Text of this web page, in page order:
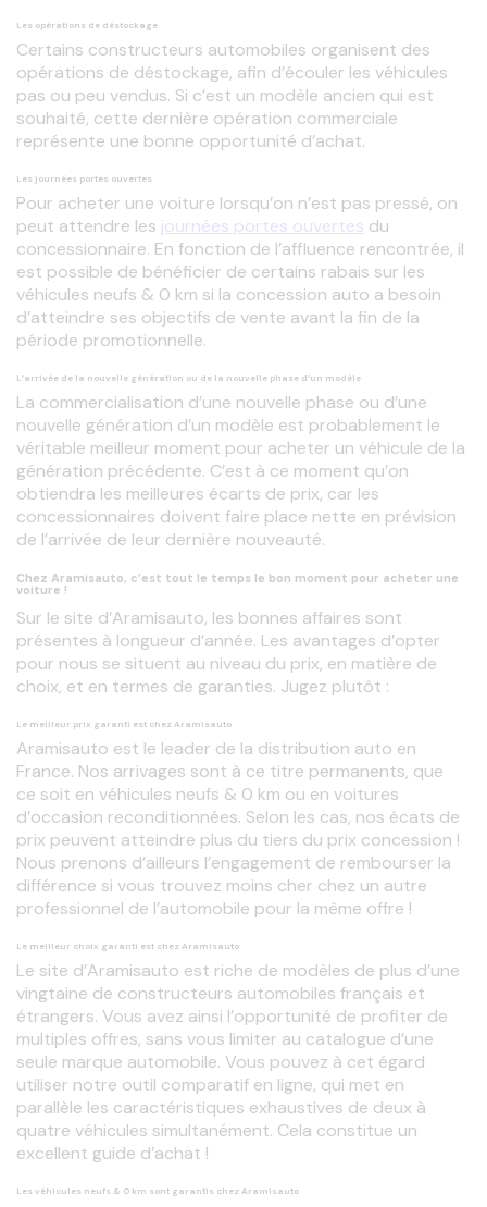
Les opérations de déstockage
Certains constructeurs automobiles organisent des
opérations de déstockage, afin d’écouler les véhicules
pas ou peu vendus. Si c’est un modèle ancien qui est
souhaité, cette dernière opération commerciale
représente une bonne opportunité d’achat.
Les journées portes ouvertes
Pour acheter une voiture lorsqu’on n’est pas pressé, on
peut attendre les journées portes ouvertes du
concessionnaire. En fonction de l’affluence rencontrée, il
est possible de bénéficier de certains rabais sur les
véhicules neufs & 0 km si la concession auto a besoin
d’atteindre ses objectifs de vente avant la fin de la
période promotionnelle.
L’arrivée de la nouvelle génération ou de la nouvelle phase d’un modèle
La commercialisation d’une nouvelle phase ou d’une
nouvelle génération d’un modèle est probablement le
véritable meilleur moment pour acheter un véhicule de la
génération précédente. C’est à ce moment qu’on
obtiendra les meilleures écarts de prix, car les
concessionnaires doivent faire place nette en prévision
de l’arrivée de leur dernière nouveauté.
Chez Aramisauto, c’est tout le temps le bon moment pour acheter une
voiture !
Sur le site d’Aramisauto, les bonnes affaires sont
présentes à longueur d’année. Les avantages d’opter
pour nous se situent au niveau du prix, en matière de
choix, et en termes de garanties. Jugez plutôt :
Le meilleur prix garanti est chez Aramisauto
Aramisauto est le leader de la distribution auto en
France. Nos arrivages sont à ce titre permanents, que
ce soit en véhicules neufs & 0 km ou en voitures
d’occasion reconditionnées. Selon les cas, nos écats de
prix peuvent atteindre plus du tiers du prix concession !
Nous prenons d’ailleurs l’engagement de rembourser la
différence si vous trouvez moins cher chez un autre
professionnel de l’automobile pour la même offre !
Le meilleur choix garanti est chez Aramisauto
Le site d’Aramisauto est riche de modèles de plus d’une
vingtaine de constructeurs automobiles français et
étrangers. Vous avez ainsi l’opportunité de profiter de
multiples offres, sans vous limiter au catalogue d’une
seule marque automobile. Vous pouvez à cet égard
utiliser notre outil comparatif en ligne, qui met en
parallèle les caractéristiques exhaustives de deux à
quatre véhicules simultanément. Cela constitue un
excellent guide d’achat !
Les véhicules neufs & 0 km sont garantis chez Aramisauto